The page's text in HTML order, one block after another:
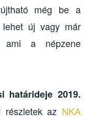
még be a
új vagy már
ami a népzene
határideje 2019.
részletek az NKA